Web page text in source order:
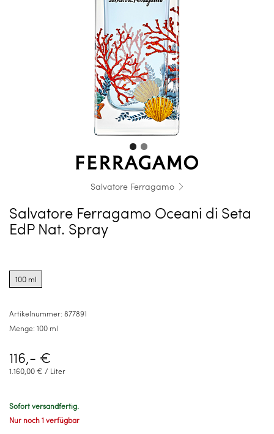
Salvatore Ferragamo
Salvatore Ferragamo Oceani di Seta
EdP Nat. Spray
options
for
100 ml
Artikelnummer: 877891
Menge: 100 ml
116,- €
1.160,00 € / Liter
Sofort versandfertig.
Nur noch 1 verfügbar